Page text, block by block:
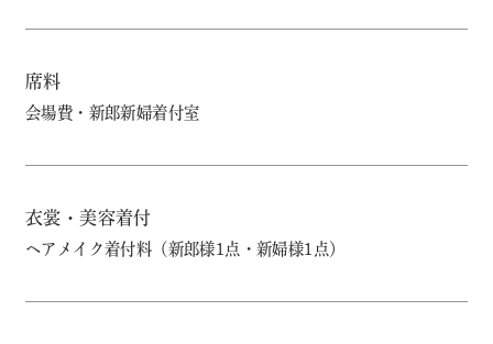
席料
会場費・新郎新婦着付室
衣裳・美容着付
ヘアメイク着付料（新郎様1点・新婦様1点）